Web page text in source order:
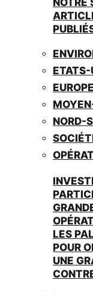
ETATS-
EUROPE
NORD-
LES
POUR
UNE